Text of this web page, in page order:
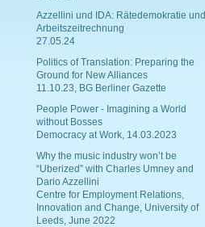
Azzellini und IDA: Rätedemokratie und
Arbeitszeitrechnung
27.05.24
Politics of Translation: Preparing the
Ground for New Alliances
11.10.23, BG Berliner Gazette
People Power - Imagining a World
without Bosses
Democracy at Work, 14.03.2023
Why the music industry won’t be
“Uberized” with Charles Umney and
Dario Azzellini
Centre for Employment Relations,
Innovation and Change, University of
Leeds, June 2022